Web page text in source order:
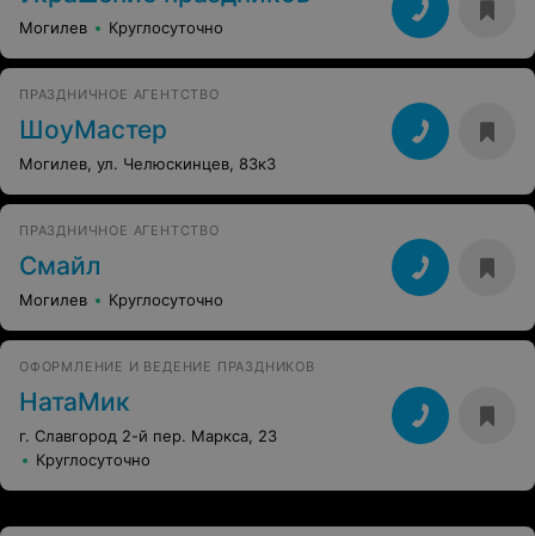
Могилев Круглосуточно
ПРАЗДНИЧНОЕ АГЕНТСТВО
ШоуМастер
Могилев, ул. Челюскинцев, 83к3
ПРАЗДНИЧНОЕ АГЕНТСТВО
Смайл
Могилев Круглосуточно
ОФОРМЛЕНИЕ И ВЕДЕНИЕ ПРАЗДНИКОВ
НатаМик
г. Славгород 2-й пер. Маркса, 23
Круглосуточно